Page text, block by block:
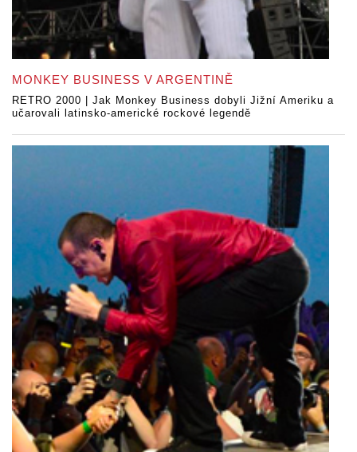
MONKEY BUSINESS V ARGENTINĚ
RETRO 2000 | Jak Monkey Business dobyli Jižní Ameriku a
učarovali latinsko-americké rockové legendě